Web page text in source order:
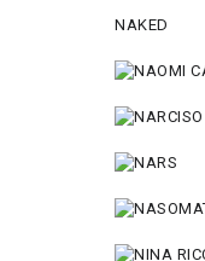
NAKED